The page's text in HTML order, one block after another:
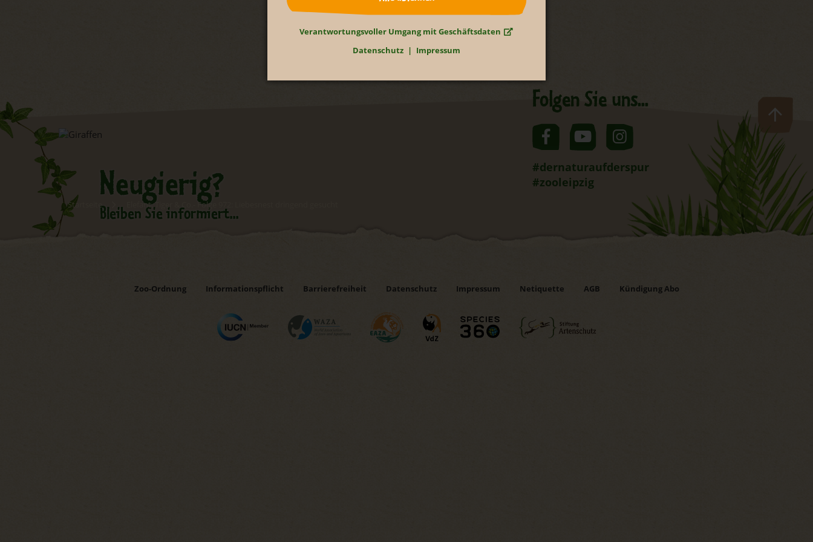
Neugierig?
Bleiben Sie informiert...
Folgen Sie uns...
#dernaturaufderspur
#zooleipzig
Startseite Elefant, Tiger & Co.- Folge 972: Liebesnest dringend gesucht
Zoo-Ordnung Informationspflicht Barrierefreiheit Datenschutz Impressum Netiquette AGB Kündigung Abo
Verantwortungsvoller Umgang mit Geschäftsdaten
Datenschutz
Impressum